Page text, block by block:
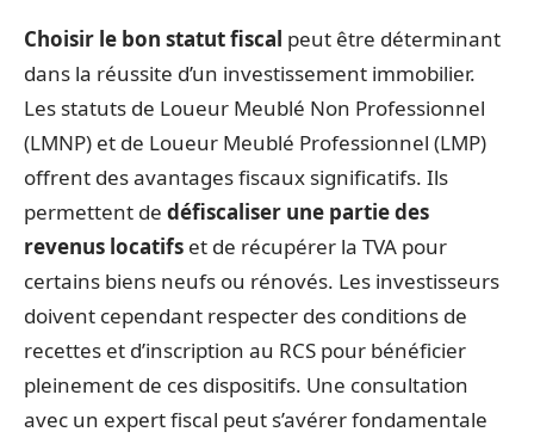
Choisir le bon statut fiscal peut être déterminant
dans la réussite d’un investissement immobilier.
Les statuts de Loueur Meublé Non Professionnel
(LMNP) et de Loueur Meublé Professionnel (LMP)
offrent des avantages fiscaux significatifs. Ils
permettent de défiscaliser une partie des
revenus locatifs et de récupérer la TVA pour
certains biens neufs ou rénovés. Les investisseurs
doivent cependant respecter des conditions de
recettes et d’inscription au RCS pour bénéficier
pleinement de ces dispositifs. Une consultation
avec un expert fiscal peut s’avérer fondamentale